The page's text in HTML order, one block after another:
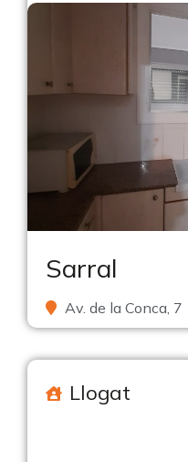
Sarral
Av. de la Conca, 7
Llogat